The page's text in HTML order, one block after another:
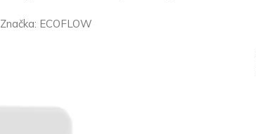
Značka: ECOFLOW